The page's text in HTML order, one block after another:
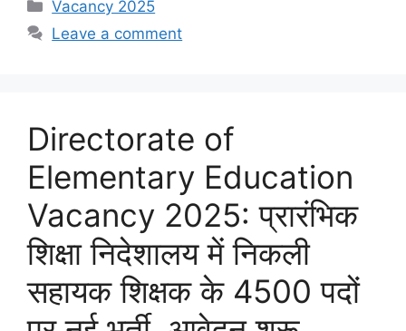
Vacancy 2025
Leave a comment
Directorate of
Elementary Education
Vacancy 2025: प्रारंभिक
शिक्षा निदेशालय में निकली
सहायक शिक्षक के 4500 पदों